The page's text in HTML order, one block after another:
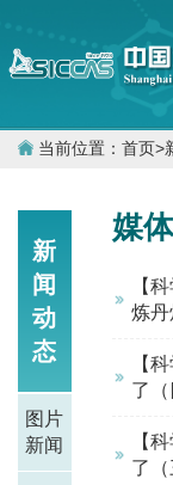
当前位置： 首页>
新
闻
动
态
图片
新闻
媒
【
炼丹
【
了
【
了